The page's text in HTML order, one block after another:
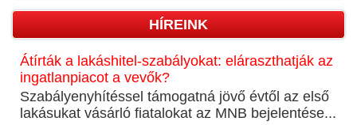
HÍREINK
Átírták a lakáshitel-szabályokat: eláraszthatják az
ingatlanpiacot a vevők?
Szabályenyhítéssel támogatná jövő évtől az első
lakásukat vásárló fiatalokat az MNB bejelentése...